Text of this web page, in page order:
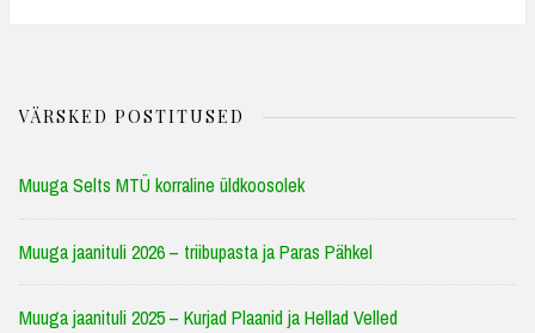
VÄRSKED POSTITUSED
Muuga Selts MTÜ korraline üldkoosolek
Muuga jaanituli 2026 – triibupasta ja Paras Pähkel
Muuga jaanituli 2025 – Kurjad Plaanid ja Hellad Velled